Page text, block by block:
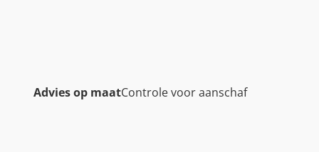
Advies op maatControle voor aanschaf